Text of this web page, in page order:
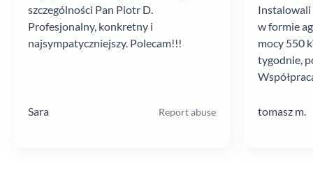
szczególności Pan Piotr D.
Profesjonalny, konkretny i
najsympatyczniejszy. Polecam!!!
Sara Report abuse
Instalowali
w formie
mocy 550
tygodnie,
tomasz m.